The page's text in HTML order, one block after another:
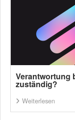
Verantwortung
zuständig?
Weiterlesen